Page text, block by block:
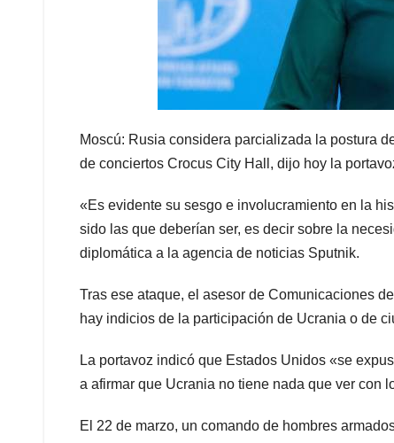
Moscú: Rusia considera parcializada la postura
de conciertos Crocus City Hall, dijo hoy la
«Es evidente su sesgo e involucramiento en la
sido las que deberían ser, es decir sobre la
diplomática a la agencia de noticias Sputnik.
Tras ese ataque, el asesor de Comunicaciones
hay indicios de la participación de Ucrania o de
La portavoz indicó que Estados Unidos «se
a afirmar que Ucrania no tiene nada que ver con
El 22 de marzo, un comando de hombres